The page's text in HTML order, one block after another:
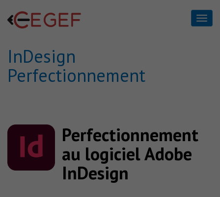
Perfectionnement
InDesign
Perfectionnement
Perfectionnement
au logiciel Adobe
InDesign